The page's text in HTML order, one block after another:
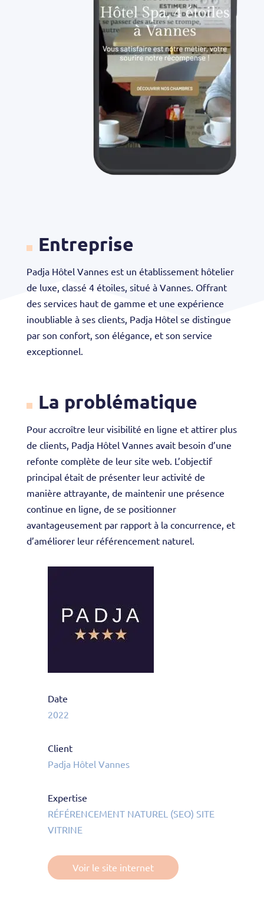
Entreprise
Padja Hôtel Vannes est un établissement hôtelier
de luxe, classé 4 étoiles, situé à Vannes. Offrant
des services haut de gamme et une expérience
inoubliable à ses clients, Padja Hôtel se distingue
par son confort, son élégance, et son service
exceptionnel.
La problématique
Pour accroître leur visibilité en ligne et attirer plus
de clients, Padja Hôtel Vannes avait besoin d’une
refonte complète de leur site web. L’objectif
principal était de présenter leur activité de
manière attrayante, de maintenir une présence
continue en ligne, de se positionner
avantageusement par rapport à la concurrence, et
d’améliorer leur référencement naturel.
Date
2022
Client
Padja Hôtel Vannes
Expertise
RÉFÉRENCEMENT NATUREL (SEO) SITE
VITRINE
Voir le site internet